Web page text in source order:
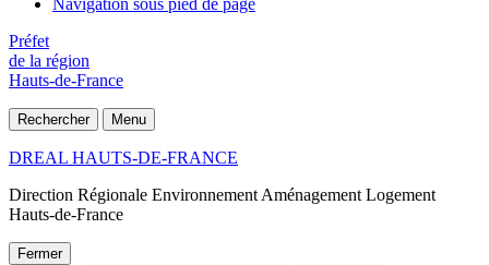
Navigation sous pied de page
Préfet
de la région
Hauts-de-France
Rechercher Menu
DREAL HAUTS-DE-FRANCE
Direction Régionale Environnement Aménagement Logement
Hauts-de-France
Fermer